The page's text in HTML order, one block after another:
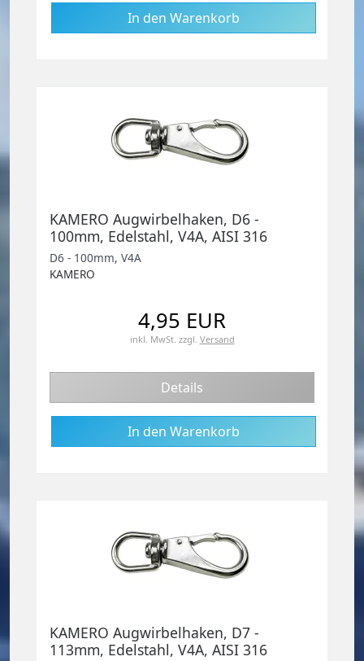
KAMERO Augwirbelhaken, D6 -
100mm, Edelstahl, V4A, AISI 316
D6 - 100mm, V4A
KAMERO
4,95 EUR
inkl. MwSt. zzgl. Versand
Details
KAMERO Augwirbelhaken, D7 -
113mm, Edelstahl, V4A, AISI 316